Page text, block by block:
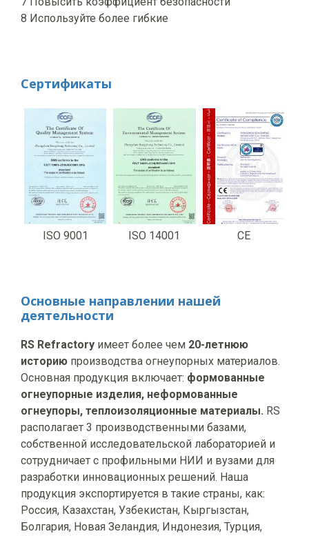
8 Используйте более гибкие
Сертификаты
ISO 9001 ISO 14001 CE
Основные направлении нашей
деятельности
RS Refractory имеет более чем 20-летнюю
историю производства огнеупорных материалов.
Основная продукция включает: формованные
огнеупорные изделия, неформованные
огнеупоры, теплоизоляционные материалы. RS
располагает 3 производственными базами,
собственной исследовательской лабораторией и
сотрудничает с профильными НИИ и вузами для
разработки инновационных решений. Наша
продукция экспортируется в такие страны, как:
Россия, Казахстан, Узбекистан, Кыргызстан,
Болгария, Новая Зеландия, Индонезия, Турция,